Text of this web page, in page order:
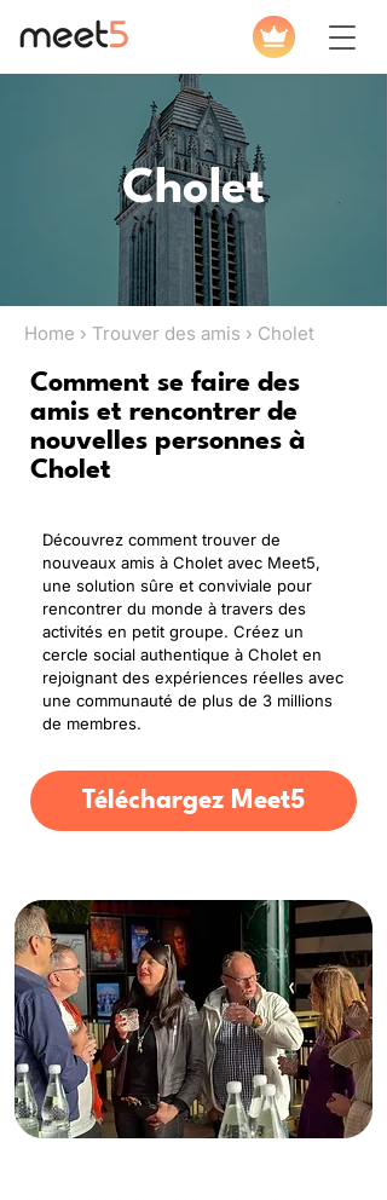
Cholet
Home › Trouver des amis › Cholet
Comment se faire des
amis et rencontrer de
nouvelles personnes à
Cholet
Découvrez comment trouver de
nouveaux amis à Cholet avec Meet5,
une solution sûre et conviviale pour
rencontrer du monde à travers des
activités en petit groupe. Créez un
cercle social authentique à Cholet en
rejoignant des expériences réelles avec
une communauté de plus de 3 millions
de membres.
Téléchargez Meet5